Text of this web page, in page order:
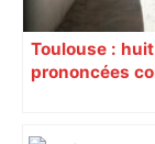
Toulouse :
prononcées